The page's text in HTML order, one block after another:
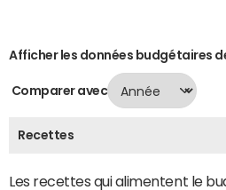
Afficher les données budgétaires
Comparer avec
Recettes
Les recettes qui alimentent le